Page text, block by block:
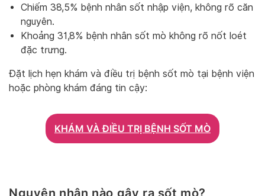
Chiếm 38,5% bệnh nhân sốt nhập viện, không rõ căn
nguyên.
Khoảng 31,8% bệnh nhân sốt mò không rõ nốt loét
đặc trưng.
Đặt lịch hẹn khám và điều trị bệnh sốt mò tại bệnh viện
hoặc phòng khám đáng tin cậy:
KHÁM VÀ ĐIỀU TRỊ BỆNH SỐT MÒ
Nguyên nhân nào gây ra sốt mò?